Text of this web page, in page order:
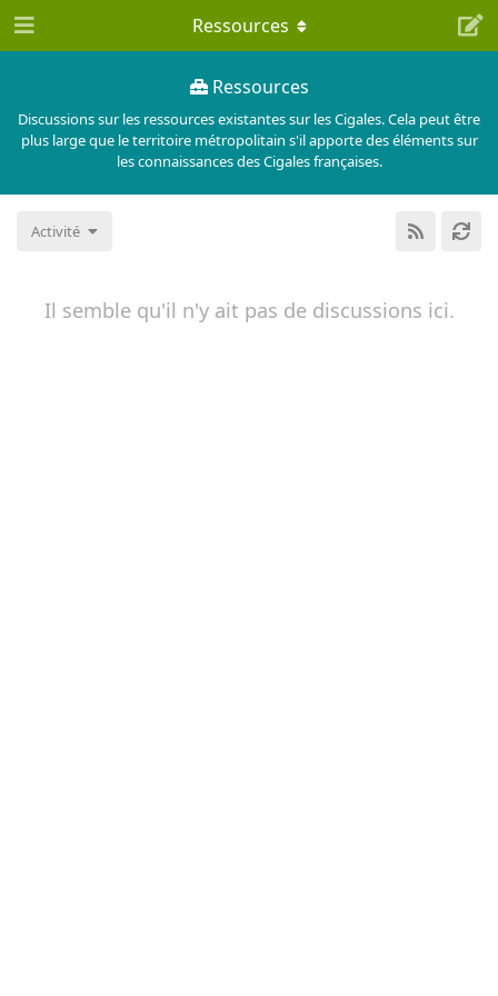
Ressources
Discussions sur les ressources existantes sur les Cigales. Cela peut être
plus large que le territoire métropolitain s'il apporte des éléments sur
les connaissances des Cigales françaises.
Ressources
Activité
Il semble qu'il n'y ait pas de discussions ici.